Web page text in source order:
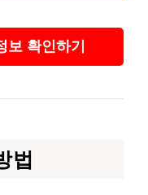
확인하기
법